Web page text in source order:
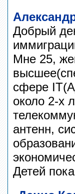
Добрый
Мне 25,
сфере
около 2-х
антенн,
Детей